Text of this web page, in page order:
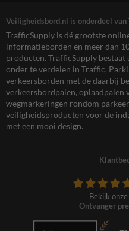
Veiligheidsbord.nl is onderdeel
TrafficSupply is dé grootste
informatieborden en meer dan
producten. TrafficSupply
onder te verdelen in Traffic,
verkeersborden met de daarbij
verkeersbordpalen, oplaadpalen
wegmarkeringen rondom
veiligheidsproducten voor de
met een mooi design.
Bekijk onze
Ontvanger